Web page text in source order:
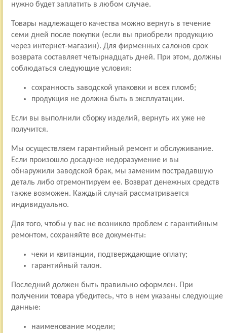
нужно будет заплатить в любом случае.
Товары надлежащего качества можно вернуть в течение
семи дней после покупки (если вы приобрели продукцию
через интернет-магазин). Для фирменных салонов срок
возврата составляет четырнадцать дней. При этом, должны
соблюдаться следующие условия:
сохранность заводской упаковки и всех пломб;
продукция не должна быть в эксплуатации.
Если вы выполнили сборку изделий, вернуть их уже не
получится.
Мы осуществляем гарантийный ремонт и обслуживание.
Если произошло досадное недоразумение и вы
обнаружили заводской брак, мы заменим пострадавшую
деталь либо отремонтируем ее. Возврат денежных средств
также возможен. Каждый случай рассматривается
индивидуально.
Для того, чтобы у вас не возникло проблем с гарантийным
ремонтом, сохраняйте все документы:
чеки и квитанции, подтверждающие оплату;
гарантийный талон.
Последний должен быть правильно оформлен. При
получении товара убедитесь, что в нем указаны следующие
данные:
наименование модели;